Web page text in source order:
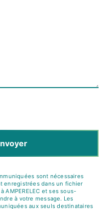
sont nécessaires
enregistrées dans un fichier
AMPERELEC et ses sous-
à votre message. Les
aux seuls destinataires